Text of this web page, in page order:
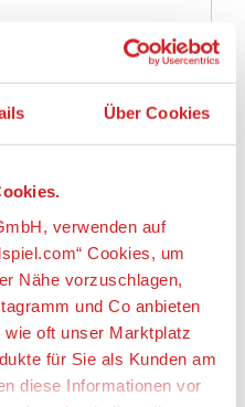
Über Cookies
verwenden auf
Cookies, um
Nähe vorzuschlagen,
und Co anbieten
oft unser Marktplatz
für Sie als Kunden am
diese Informationen vor
& Co. KG,
90513 Zirndorf,
unter 3 Jahren